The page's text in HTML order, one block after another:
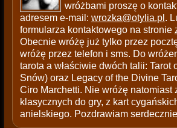
wróżbami proszę o
adresem e-mail: wrozka@otylia.pl .
formularza kontaktowego na stronie
Obecnie wróżę już tylko przez
wróżę przez telefon i sms. Do
tarota a właściwie dwóch talii: Tarot
Snów) oraz Legacy of the Divine
Ciro Marchetti. Nie wróżę natomiast
klasycznych do gry, z kart
anielskiego. Pozdrawiam